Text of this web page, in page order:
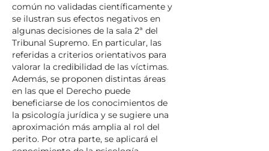
común no validadas científicamente y
se ilustran sus efectos negativos en
algunas decisiones de la sala 2ª del
Tribunal Supremo. En particular, las
referidas a criterios orientativos para
valorar la credibilidad de las víctimas.
Además, se proponen distintas áreas
en las que el Derecho puede
beneficiarse de los conocimientos de
la psicología jurídica y se sugiere una
aproximación más amplia al rol del
perito. Por otra parte, se aplicará el